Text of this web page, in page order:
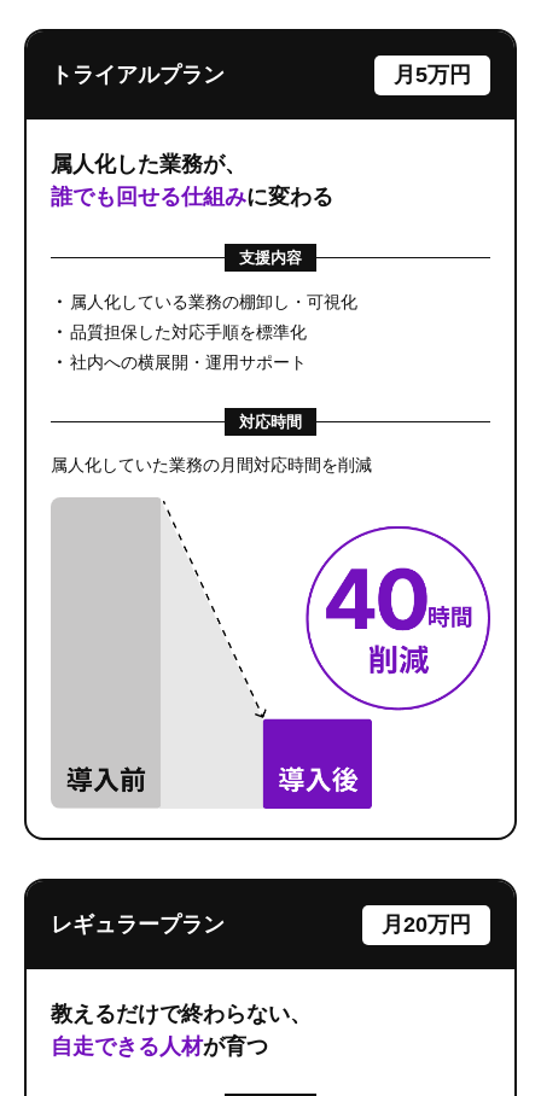
トライアルプラン 月5万円
属人化した業務が、
誰でも回せる仕組みに変わる
支援内容
属人化している業務の棚卸し・可視化
品質担保した対応手順を標準化
社内への横展開・運用サポート
対応時間
属人化していた業務の月間対応時間を削減
レギュラープラン 月20万円
教えるだけで終わらない、
自走できる人材が育つ